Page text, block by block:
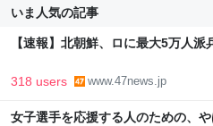
いま人気の記事
【速報】北朝鮮、ロに最大5万人派
318 users www.47news.jp
女子選手を応援する人のための、